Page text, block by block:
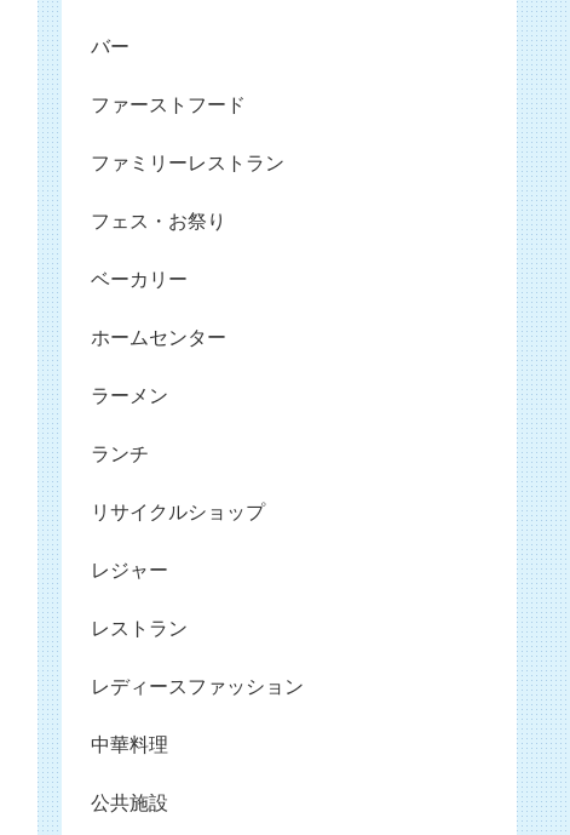
バー
ファーストフード
ファミリーレストラン
フェス・お祭り
ベーカリー
ホームセンター
ラーメン
ランチ
リサイクルショップ
レジャー
レストラン
レディースファッション
中華料理
公共施設